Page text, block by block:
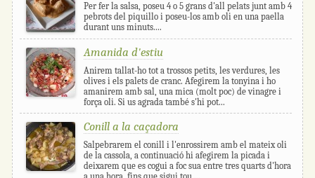
Per fer la salsa, poseu 4 o 5 grans d'all pelats junt amb 4
pebrots del piquillo i poseu-los amb oli en una paella
durant uns minuts....
Amanida d'estiu
Anirem tallat-ho tot a trossos petits, les verdures, les
olives i els palets de cranc. Afegirem la tonyina i ho
amanirem amb sal, una mica (molt poc) de vinagre i
força oli. Si us agrada també s'hi pot...
Conill a la caçadora
Salpebrarem el conill i l'enrossirem amb el mateix oli
de la cassola, a continuació hi afegirem la picada i
deixarem que es cogui a foc sua entre tres quarts d'hora